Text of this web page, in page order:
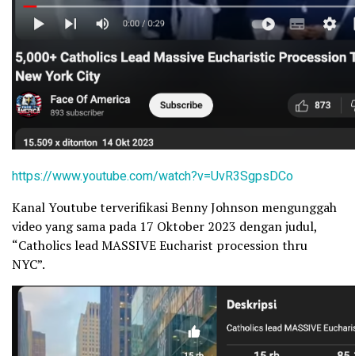
https://www.youtube.com/watch?v=UvR3SgpsDCo
Kanal Youtube terverifikasi Benny Johnson mengunggah
video yang sama pada 17 Oktober 2023 dengan judul,
“Catholics lead MASSIVE Eucharist procession thru
NYC”.